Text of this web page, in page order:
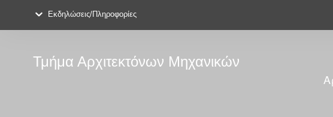
Εκδηλώσεις/Πληροφορίες
Τμήμα Αρχιτεκτόνων Μηχανικών